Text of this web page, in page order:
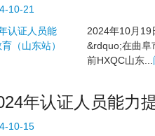
10-21
2024年10月19
&rdquo;在曲阜
前HXQC山东...
年认证人员能力
10-15